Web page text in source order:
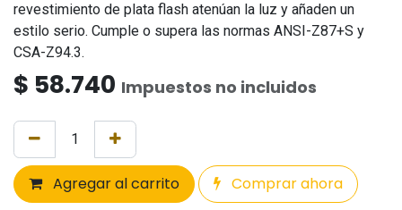
revestimiento de plata flash atenúan la luz y añaden un
estilo serio. Cumple o supera las normas ANSI-Z87+S y
CSA-Z94.3.
$ 58.740 Impuestos no incluidos
Agregar al carrito Comprar ahora